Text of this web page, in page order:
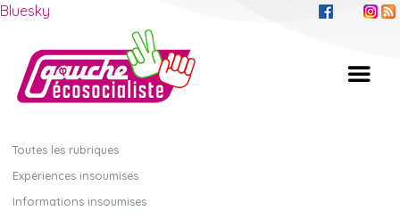
Bluesky
Toutes les rubriques
Expériences insoumises
Informations insoumises